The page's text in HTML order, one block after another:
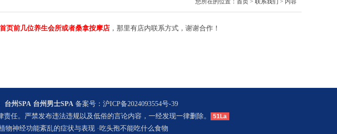
页前几位养生会所或者桑拿按摩店 ，那里有店内联系方式，谢谢合作！
台州SPA 台州男士SPA 备案号： 沪ICP备2024093554号-39
任。严禁发布违法违规以及低俗的言论内容，一经发现一律删除。
51La
物神经功能紊乱的症状与表现·吃头孢不能吃什么食物